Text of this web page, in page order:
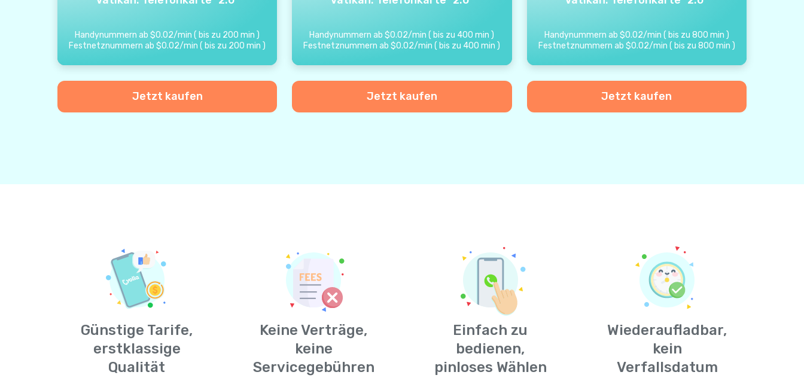
Handynummern ab $0.02/min ( bis zu 200 min )
Festnetznummern ab $0.02/min ( bis zu 200 min )
Jetzt kaufen
Handynummern ab $0.02/min ( bis zu 400 min )
Festnetznummern ab $0.02/min ( bis zu 400 min )
Jetzt kaufen
Handynummern ab $0.02/min ( bis zu 800 min )
Festnetznummern ab $0.02/min ( bis zu 800 min )
Jetzt kaufen
Günstige Tarife,
erstklassige
Qualität
Keine Verträge,
keine
Servicegebühren
Einfach zu
bedienen,
pinloses Wählen
Wiederaufladbar,
kein
Verfallsdatum